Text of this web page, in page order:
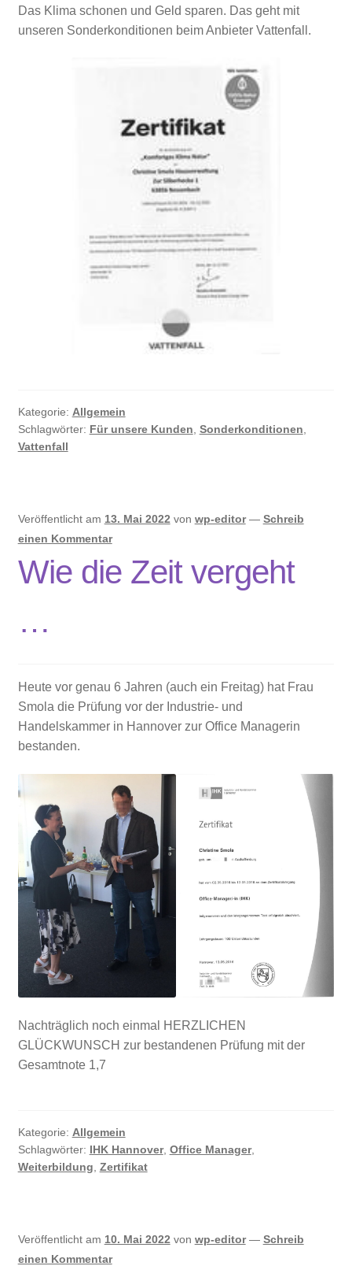
Das Klima schonen und Geld sparen. Das geht mit
unseren Sonderkonditionen beim Anbieter Vattenfall.
Kategorie: Allgemein
Schlagwörter: Für unsere Kunden, Sonderkonditionen,
Vattenfall
Veröffentlicht am 13. Mai 2022 von wp-editor — Schreib
einen Kommentar
Wie die Zeit vergeht
…
Heute vor genau 6 Jahren (auch ein Freitag) hat Frau
Smola die Prüfung vor der Industrie- und
Handelskammer in Hannover zur Office Managerin
bestanden.
Nachträglich noch einmal HERZLICHEN
GLÜCKWUNSCH zur bestandenen Prüfung mit der
Gesamtnote 1,7
Kategorie: Allgemein
Schlagwörter: IHK Hannover, Office Manager,
Weiterbildung, Zertifikat
Veröffentlicht am 10. Mai 2022 von wp-editor — Schreib
einen Kommentar